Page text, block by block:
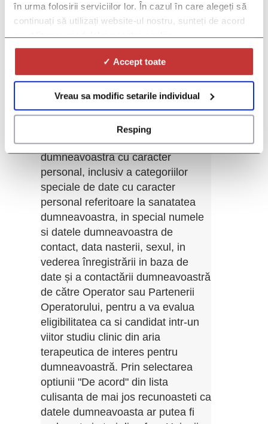
în urma folosirii serviciilor lor. În cazul în care alegeți să
continuați să utilizați website-ul nostru, sunteți de acord
cu utilizarea modulelor noastre cookie.
✓ Accept toate
Vreau sa modific setarile individual
Resping
*Gen:
*Prin selectarea optiunii "De acord"
din lista culisanta de mai jos va dati
consimtamantul pentru prelucrarea
de către Red Lion SRL
("Operator"), societate care
administrează platformele DOC și
DOC PRO, a datelor
dumneavoastra cu caracter
personal, inclusiv a categoriilor
speciale de date cu caracter
personal referitoare la sanatatea
dumneavoastra, in special numele
si datele dumneavoastra de
contact, data nasterii, sexul, in
vederea înregistrării in baza de
date și a contactării dumneavoastră
de către Operator sau Partenerii
Operatorului, pentru a va evalua
eligibilitatea ca si candidat intr-un
viitor studiu clinic din aria
terapeutica de interes pentru
dumneavoastră. Prin selectarea
optiunii "De acord" din lista
culisanta de mai jos recunoasteti ca
datele dumneavoasta ar putea fi